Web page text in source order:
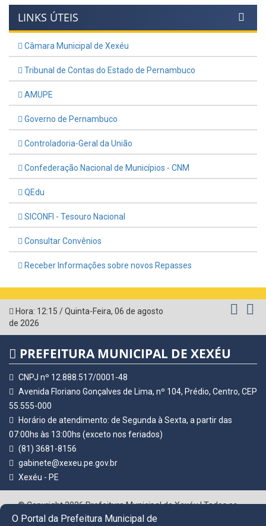
LINKS ÚTEIS
Câmara Municipal de Xexéu
Tribunal de Contas do Estado de Pernambuco
AMUPE
Governo de Pernambuco
Controladoria-Geral da União
Confederação Nacional de Municípios - CNM
QEdu
SICONFI - Tesouro Nacional
Consultar Convênios
Receber Informações sobre novos Repasses
Hora: 12:15 /Quinta-Feira, 06 de agosto
de 2026
PREFEITURA MUNICIPAL DE XEXÉU
CNPJ nº 12.888.517/0001-48
Avenida Floriano Gonçalves de Lima, nº 104, Prédio, Centro, CEP
55.555-000
Horário de atendimento: de Segunda à Sexta, a partir das
07:00hs às 13:00hs (exceto nos feriados)
(81) 3681-8156
gabinete@xexeu.pe.gov.br
Xexéu - PE
© Copyright 2026 Prefeitura Municipal de Xexéu | Todos os
direitos reservados
O Portal da Prefeitura Municipal de